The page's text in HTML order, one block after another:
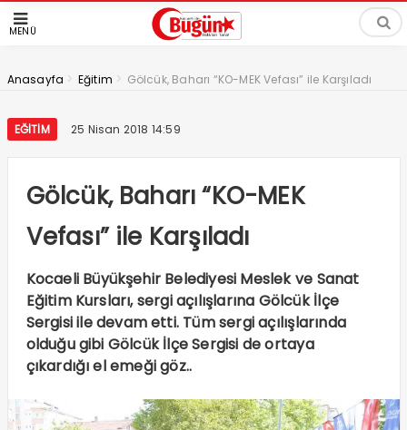
MENÜ
Anasayfa > Eğitim > Gölcük, Baharı “KO-MEK Vefası” ile Karşıladı
EĞITIM 25 Nisan 2018 14:59
Gölcük, Baharı “KO-MEK
Vefası” ile Karşıladı
Kocaeli Büyükşehir Belediyesi Meslek ve Sanat
Eğitim Kursları, sergi açılışlarına Gölcük İlçe
Sergisi ile devam etti. Tüm sergi açılışlarında
olduğu gibi Gölcük İlçe Sergisi de ortaya
çıkardığı el emeği göz..